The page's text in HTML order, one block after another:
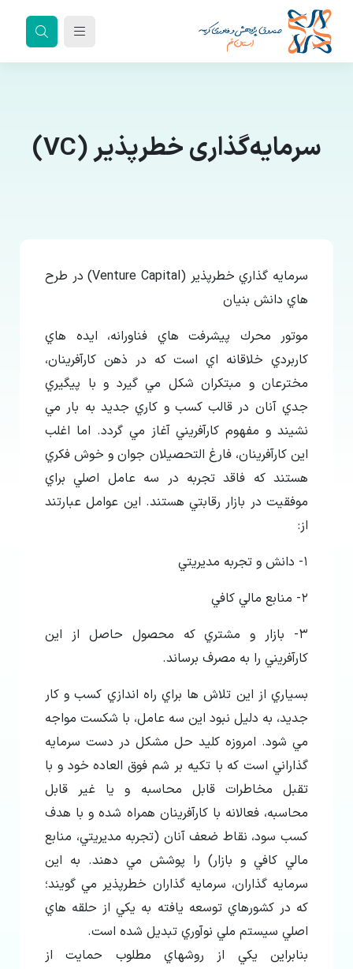
سرمایه‌گذاری خطرپذیر (VC)
سرمايه گذاري خطرپذير (Venture Capital) در طرح
هاي دانش بنيان
موتور محرك پيشرفت هاي فناورانه، ايده هاي
كاربردي خلاقانه اي است كه در ذهن كارآفرينان،
مخترعان و مبتكران شكل مي گيرد و با پيگيري
جدي آنان در قالب كسب و كاري جديد به بار مي
نشيند و مفهوم كارآفريني آغاز مي گردد. اما اغلب
اين كارآفرينان، فارغ التحصيلان جوان و خوش فكري
هستند كه فاقد تجربه در سه عامل اصلي براي
موفقيت در بازار رقابتي هستند. اين عوامل عبارتند
از:
۱- دانش و تجربه مديريتي
۲- منابع مالي كافي
۳- بازار و مشتري كه محصول حاصل از اين
كارآفريني را به مصرف برساند.
بسياري از اين تلاش ها براي راه اندازي كسب و كار
جديد، به دليل نبود اين سه عامل، با شكست مواجه
مي شود. امروزه كليد حل مشكل در دست سرمايه
گذاراني است كه با تكيه بر شم فوق العاده خود و با
تقبل مخاطرات قابل محاسبه و يا غير قابل
محاسبه، فعالانه با كارآفرينان همراه شده و با هدف
كسب سود، نقاط ضعف آنان (تجربه مديريتي، منابع
مالي كافي و بازار) را پوشش مي دهند. به اين
سرمايه گذاران، سرمايه گذاران خطرپذير مي گويند؛
كه در كشورهاي توسعه يافته به يكي از حلقه هاي
اصلي سيستم ملي نوآوري تبديل شده است.
بنابراين يكي از روشهاي مطلوب حمايت از